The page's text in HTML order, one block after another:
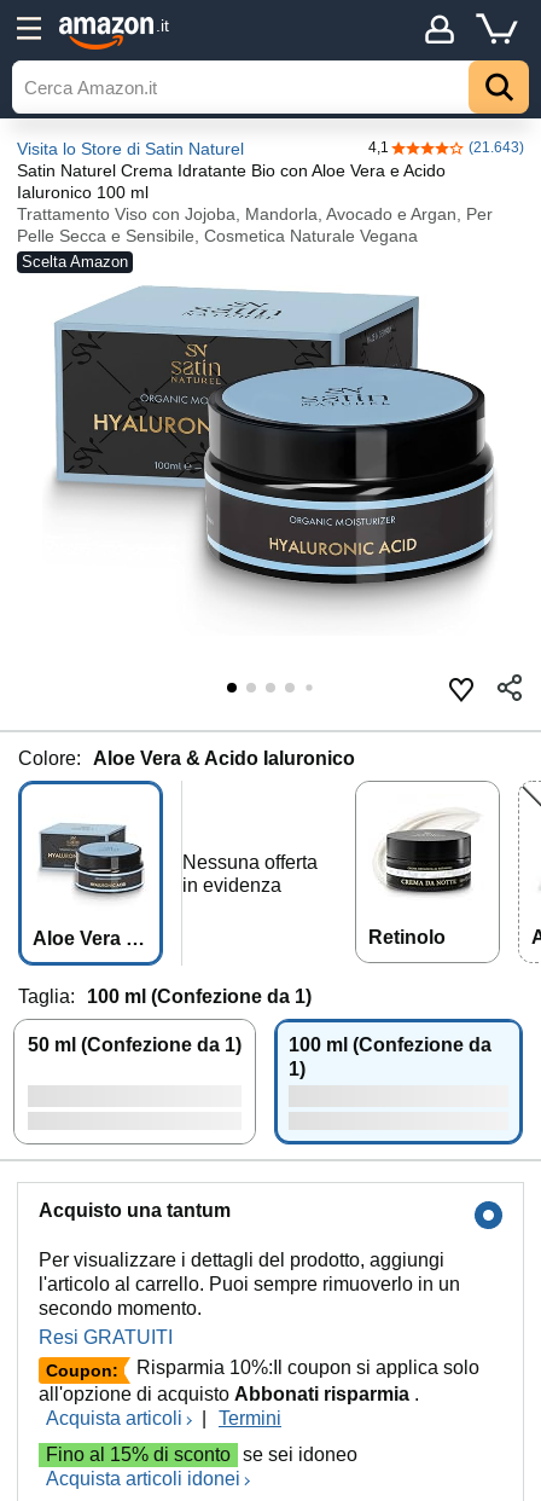
.it
Visita lo Store di Satin Naturel 4,1 4,1 su 5 stelle
(21.643)
Satin Naturel Crema Idratante Bio con Aloe Vera e Acido
Ialuronico 100 ml
Trattamento Viso con Jojoba, Mandorla, Avocado e Argan, Per
Pelle Secca e Sensibile, Cosmetica Naturale Vegana
Scelta Amazon
Colore: Aloe Vera & Acido Ialuronico
Aloe Vera &
Acido Ialuro
nico
Nessuna offerta
in evidenza
Retinolo
Taglia: 100 ml (Confezione da 1)
50 ml (Confezione da 1)
100 ml (Confezione da
1)
Acquisto una tantum
Per visualizzare i dettagli del prodotto, aggiungi
l'articolo al carrello. Puoi sempre rimuoverlo in un
secondo momento.
Resi GRATUITI
Coupon:
Risparmia 10%:Il coupon si applica solo
all'opzione di acquisto Abbonati risparmia .
Acquista articoli
Termini
Fino al 15% di sconto se sei idoneo
Acquista articoli idonei